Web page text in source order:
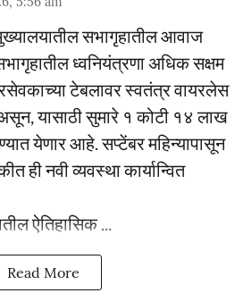
सभागृहातील आवाज
ध्वनियंत्रणा अधिक सक्षम
टेबलावर स्वतंत्र वायरलेस
यासाठी सुमारे १ कोटी १४ लाख
येणार आहे. सप्टेंबर महिन्यापासून
ही नवी व्यवस्था कार्यान्वित
ऐतिहासिक ...
Read More